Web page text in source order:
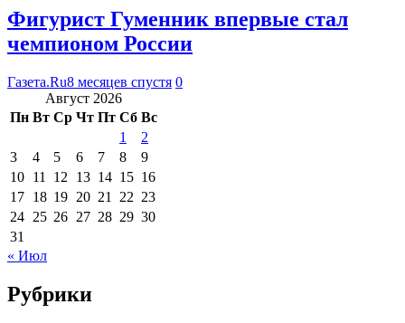
Фигурист Гуменник впервые стал
чемпионом России
Газета.Ru8 месяцев спустя 0
Август 2026
Пн Вт Ср Чт Пт Сб Вс
1
2
3
4 5 6 7 8
9
10 11 12 13 14 15 16
17 18 19 20 21 22 23
24 25 26 27 28 29 30
31
« Июл
Рубрики